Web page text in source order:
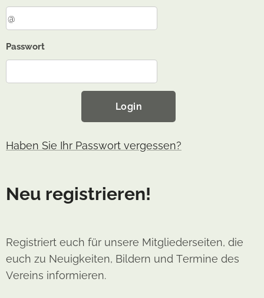
Passwort
Login
Haben Sie Ihr Passwort vergessen?
Neu registrieren!
Registriert euch für unsere Mitgliederseiten, die
euch zu Neuigkeiten, Bildern und Termine des
Vereins informieren.